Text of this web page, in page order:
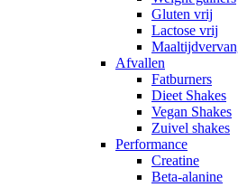
Gluten vrij
Lactose vrij
Afvallen
Fatburners
Dieet Shakes
Vegan Shakes
Zuivel shakes
Performance
Creatine
Beta-alanine